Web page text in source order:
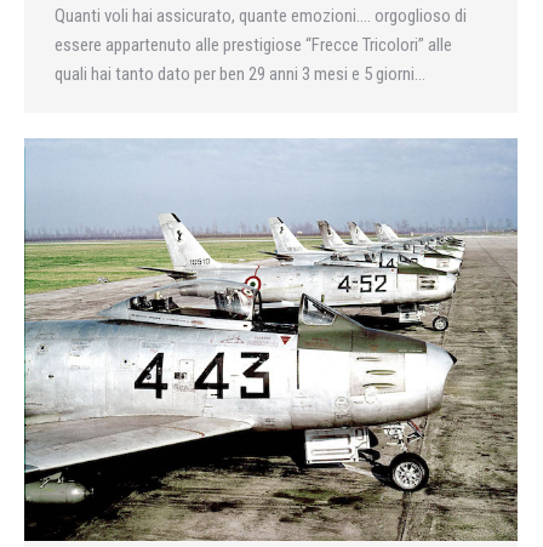
Quanti voli hai assicurato, quante emozioni…. orgoglioso di
essere appartenuto alle prestigiose “Frecce Tricolori” alle
quali hai tanto dato per ben 29 anni 3 mesi e 5 giorni…